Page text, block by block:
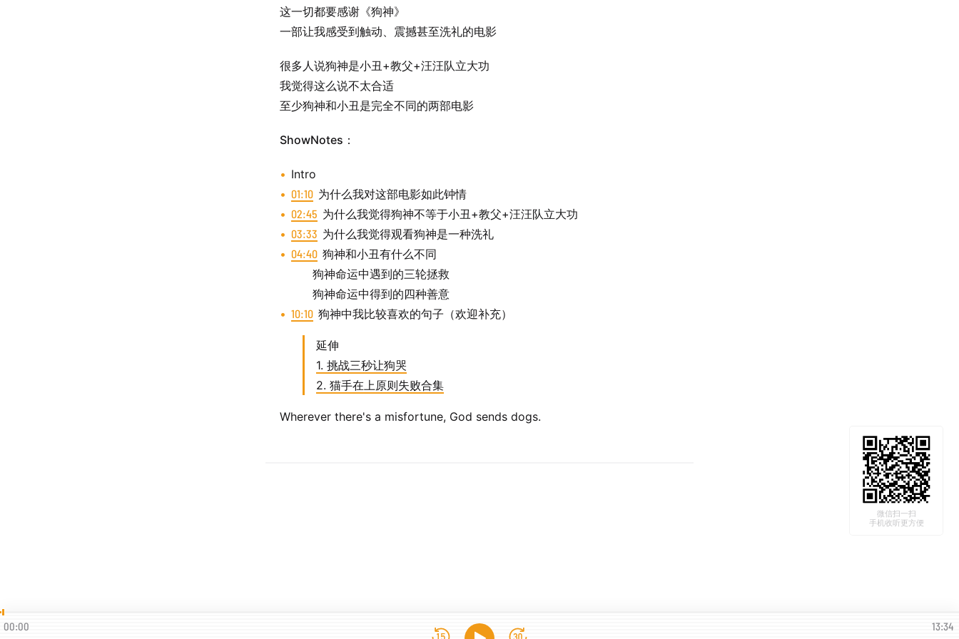
这一切都要感谢《狗神》
一部让我感受到触动、震撼甚至洗礼的电影
很多人说狗神是小丑+教父+汪汪队立大功
我觉得这么说不太合适
至少狗神和小丑是完全不同的两部电影
ShowNotes：
Intro
01:10 为什么我对这部电影如此钟情
02:45 为什么我觉得狗神不等于小丑+教父+汪汪队立大功
03:33 为什么我觉得观看狗神是一种洗礼
04:40 狗神和小丑有什么不同
狗神命运中遇到的三轮拯救
狗神命运中得到的四种善意
10:10 狗神中我比较喜欢的句子（欢迎补充）
延伸
1. 挑战三秒让狗哭
2. 猫手在上原则失败合集
Wherever there's a misfortune, God sends dogs.
微信扫一扫
手机收听更方便
00:00 13:34